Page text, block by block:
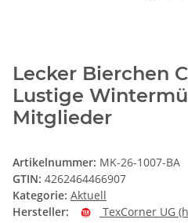
Lecker Bierchen
Lustige
Mitglieder
Artikelnummer: MK-26-1007-BA
GTIN: 4262464466907
Kategorie: Aktuell
Hersteller:
TexCorner UG